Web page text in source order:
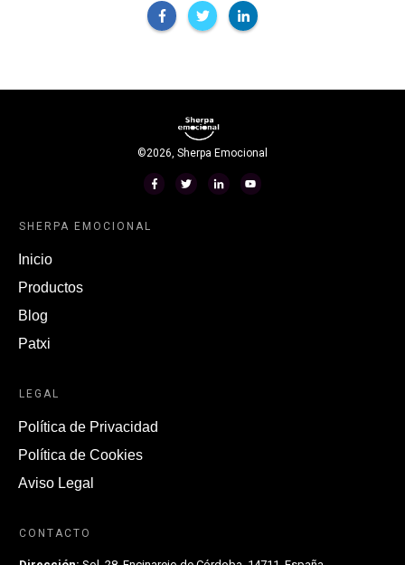
©2026, Sherpa Emocional
SHERPA EMOCIONAL
Inicio
Productos
Blog
Patxi
LEGAL
Política de Privacidad
Política de Cookies
Aviso Legal
CONTACTO